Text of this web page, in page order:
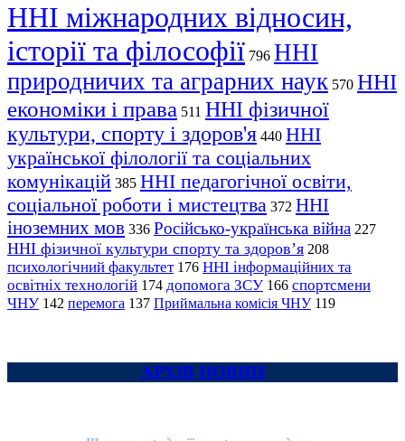
ННІ міжнародних відносин,
історії та філософії 796 ННІ
природничих та аграрних наук 570 ННІ
економіки і права 511 ННІ фізичної
культури, спорту і здоров'я 440 ННІ
української філології та соціальних
комунікацій 385 ННІ педагогічної освіти,
соціальної роботи і мистецтва 372 ННІ
іноземних мов 336 Російсько-українська війна 227
ННІ фізичної культури спорту та здоров’я 208
психологічний факультет 176 ННІ інформаційних та
освітніх технологій 174 допомога ЗСУ 166 спортсмени
ЧНУ 142 перемога 137 Приймальна комісія ЧНУ 119
АРХІВ НОВИН